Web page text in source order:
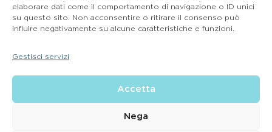
elaborare dati come il comportamento di navigazione o ID unici
su questo sito. Non acconsentire o ritirare il consenso può
influire negativamente su alcune caratteristiche e funzioni.
Gestisci servizi
Accetta
Nega
Cookie Policy
P.IVA 03864990134 SDI:SUBM70N REA: BS – 602533 – Capitale
sociale deliberato 34,732.500, i.v. –
| Email: